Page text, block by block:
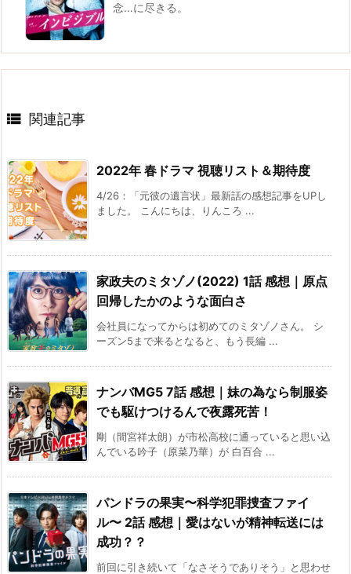
念…に尽きる。
 関連記事
2022年 春ドラマ 視聴リスト＆期待度
4/26：「元彼の遺言状」最新話の感想記事をUPし
ました。 こんにちは、りんころ ...
家政夫のミタゾノ(2022) 1話 感想｜原点
回帰したかのような面白さ
会社員になってからは初めてのミタゾノさん。 シ
ーズン5まで来るとなると、もう長編 ...
ナンバMG5 7話 感想｜妹の為なら制服姿
でも駆けつけるんで夜露死苦！
剛（間宮祥太朗）が市松高校に通っていると思い込
んでいる吟子（原菜乃華）が 白百合 ...
パンドラの果実〜科学犯罪捜査ファイ
ル〜 2話 感想｜愛はないが精神転送には
成功？？
前回に引き続いて「なさそうでありそう」と思わせ